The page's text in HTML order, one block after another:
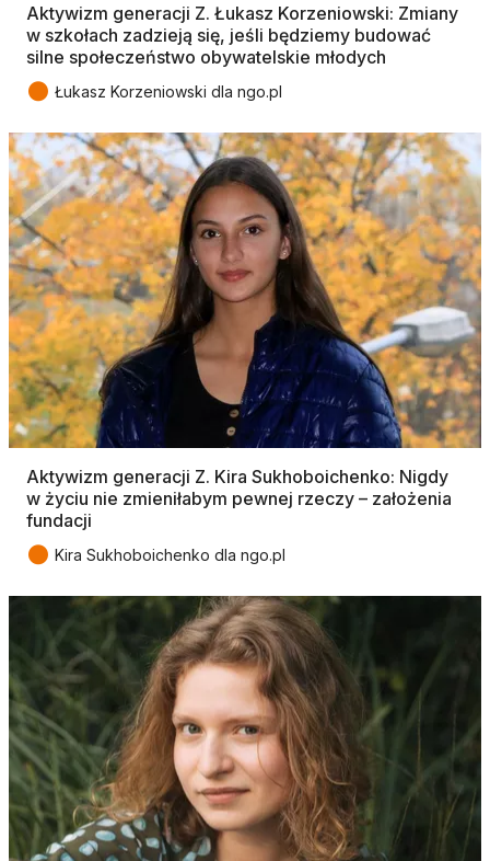
Aktywizm generacji Z. Łukasz Korzeniowski: Zmiany
w szkołach zadzieją się, jeśli będziemy budować
silne społeczeństwo obywatelskie młodych
● Łukasz Korzeniowski dla ngo.pl
Aktywizm generacji Z. Kira Sukhoboichenko: Nigdy
w życiu nie zmieniłabym pewnej rzeczy – założenia
fundacji
● Kira Sukhoboichenko dla ngo.pl